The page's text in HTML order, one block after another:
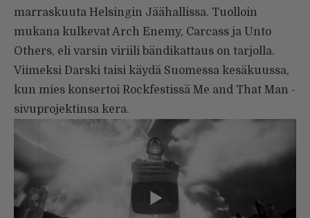
marraskuuta Helsingin Jäähallissa. Tuolloin
mukana kulkevat Arch Enemy, Carcass ja Unto
Others, eli varsin viriili bändikattaus on tarjolla.
Viimeksi Darski taisi käydä Suomessa kesäkuussa,
kun mies konsertoi Rockfestissä Me and That Man -
sivuprojektinsa kera.